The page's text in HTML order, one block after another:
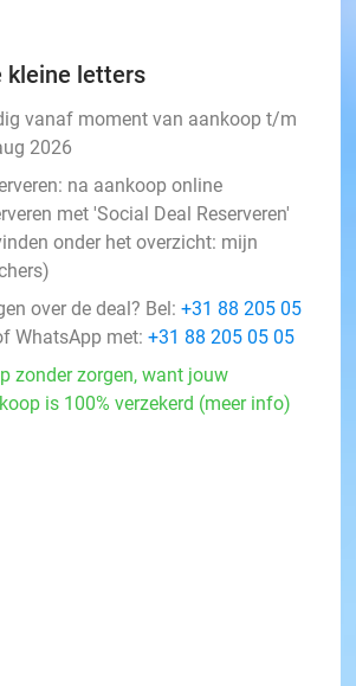
kleine letters
vanaf moment van aankoop t/m
2026
na aankoop online
met 'Social Deal Reserveren'
onder het overzicht: mijn
)
over de deal? Bel: +31 88 205 05
WhatsApp met: +31 88 205 05 05
zonder zorgen, want jouw
is 100% verzekerd (meer info)